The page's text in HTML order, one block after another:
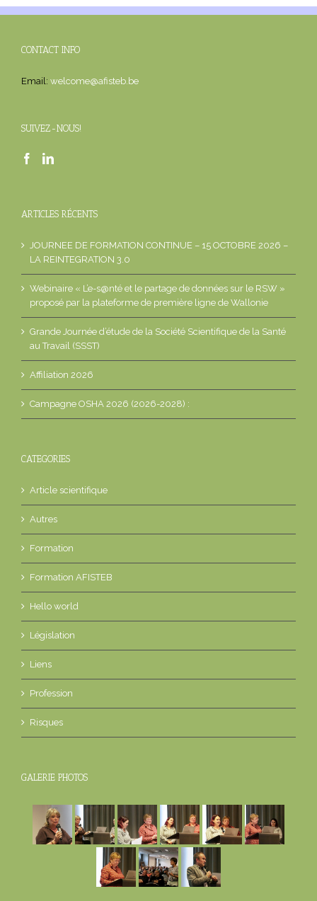
CONTACT INFO
Email: welcome@afisteb.be
SUIVEZ-NOUS!
ARTICLES RÉCENTS
JOURNEE DE FORMATION CONTINUE – 15 OCTOBRE 2026 –
LA REINTEGRATION 3.0
Webinaire « L’e-s@nté et le partage de données sur le RSW »
proposé par la plateforme de première ligne de Wallonie
Grande Journée d’étude de la Société Scientifique de la Santé
au Travail (SSST)
Affiliation 2026
Campagne OSHA 2026 (2026-2028) :
CATEGORIES
Article scientifique
Autres
Formation
Formation AFISTEB
Hello world
Législation
Liens
Profession
Risques
GALERIE PHOTOS